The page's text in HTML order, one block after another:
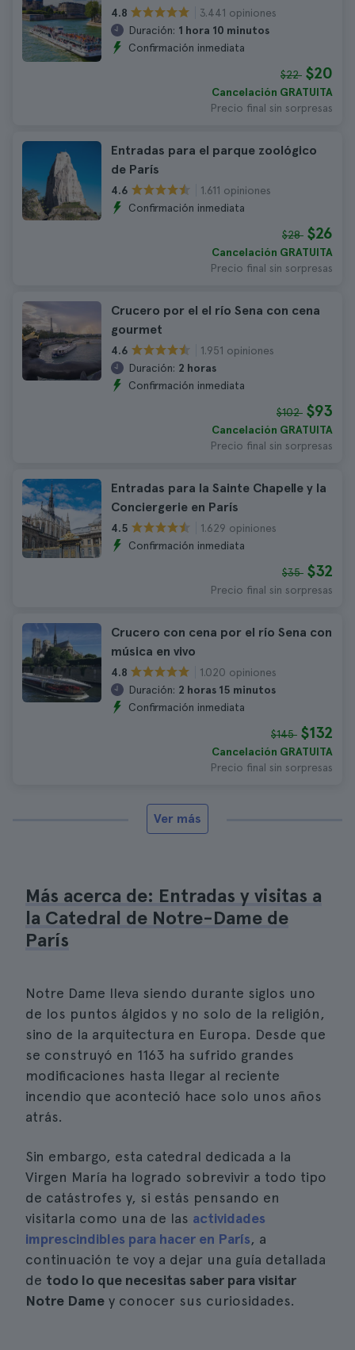
4.8
3.441 opiniones
Duración: 1 hora 10 minutos
Confirmación inmediata
$22 $20
Cancelación GRATUITA
Precio final sin sorpresas
Entradas para el parque zoológico
de París
4.6
1.611 opiniones
Confirmación inmediata
$28 $26
Cancelación GRATUITA
Precio final sin sorpresas
Crucero por el el río Sena con cena
gourmet
4.6
1.951 opiniones
Duración: 2 horas
Confirmación inmediata
$102 $93
Cancelación GRATUITA
Precio final sin sorpresas
Entradas para la Sainte Chapelle y la
Conciergerie en París
4.5
1.629 opiniones
Confirmación inmediata
$35 $32
Precio final sin sorpresas
Crucero con cena por el río Sena con
música en vivo
4.8
1.020 opiniones
Duración: 2 horas 15 minutos
Confirmación inmediata
$145 $132
Cancelación GRATUITA
Precio final sin sorpresas
Ver más
Más acerca de: Entradas y visitas a
la Catedral de Notre-Dame de
París
Notre Dame lleva siendo durante siglos uno
de los puntos álgidos y no solo de la religión,
sino de la arquitectura en Europa. Desde que
se construyó en 1163 ha sufrido grandes
modificaciones hasta llegar al reciente
incendio que aconteció hace solo unos años
atrás.
Sin embargo, esta catedral dedicada a la
Virgen María ha logrado sobrevivir a todo tipo
de catástrofes y, si estás pensando en
visitarla como una de las actividades
imprescindibles para hacer en París, a
continuación te voy a dejar una guía detallada
de todo lo que necesitas saber para visitar
Notre Dame y conocer sus curiosidades.